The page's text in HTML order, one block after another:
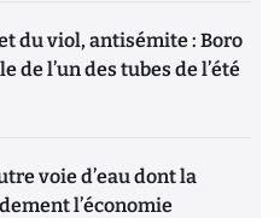
du viol, antisémite : Boro
de l’un des tubes de l’été
voie d’eau dont la
l’économie